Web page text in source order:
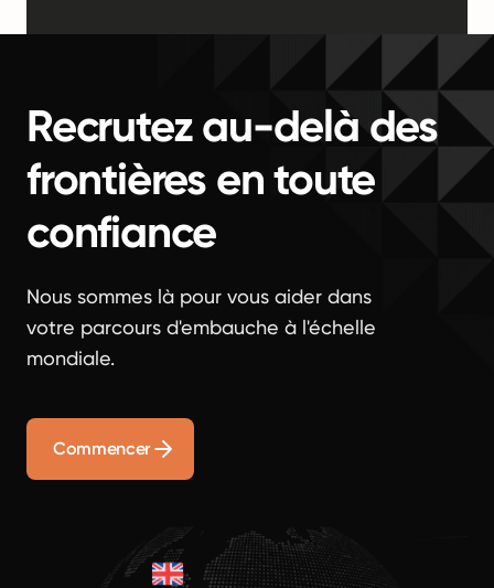
Recrutez au-delà des
frontières en toute
confiance
Nous sommes là pour vous aider dans
votre parcours d'embauche à l'échelle
mondiale.
Commencer